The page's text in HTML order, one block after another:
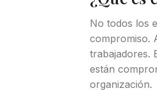
No todos los
compromiso.
trabajadores.
están
organización.